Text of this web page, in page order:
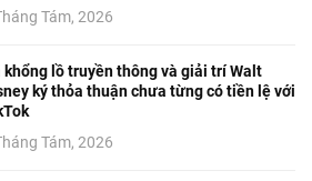
Tám, 2026
khổng lồ truyền thông và giải trí Walt
ký thỏa thuận chưa từng có tiền lệ với
Tám, 2026